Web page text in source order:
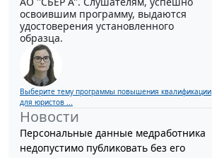
освоившим программу, выдаются
удостоверения установленного
образца.
Выберите тему программы повышения квалификации
для юристов ...
Новости
Персональные данные медработника
недопустимо публиковать без его